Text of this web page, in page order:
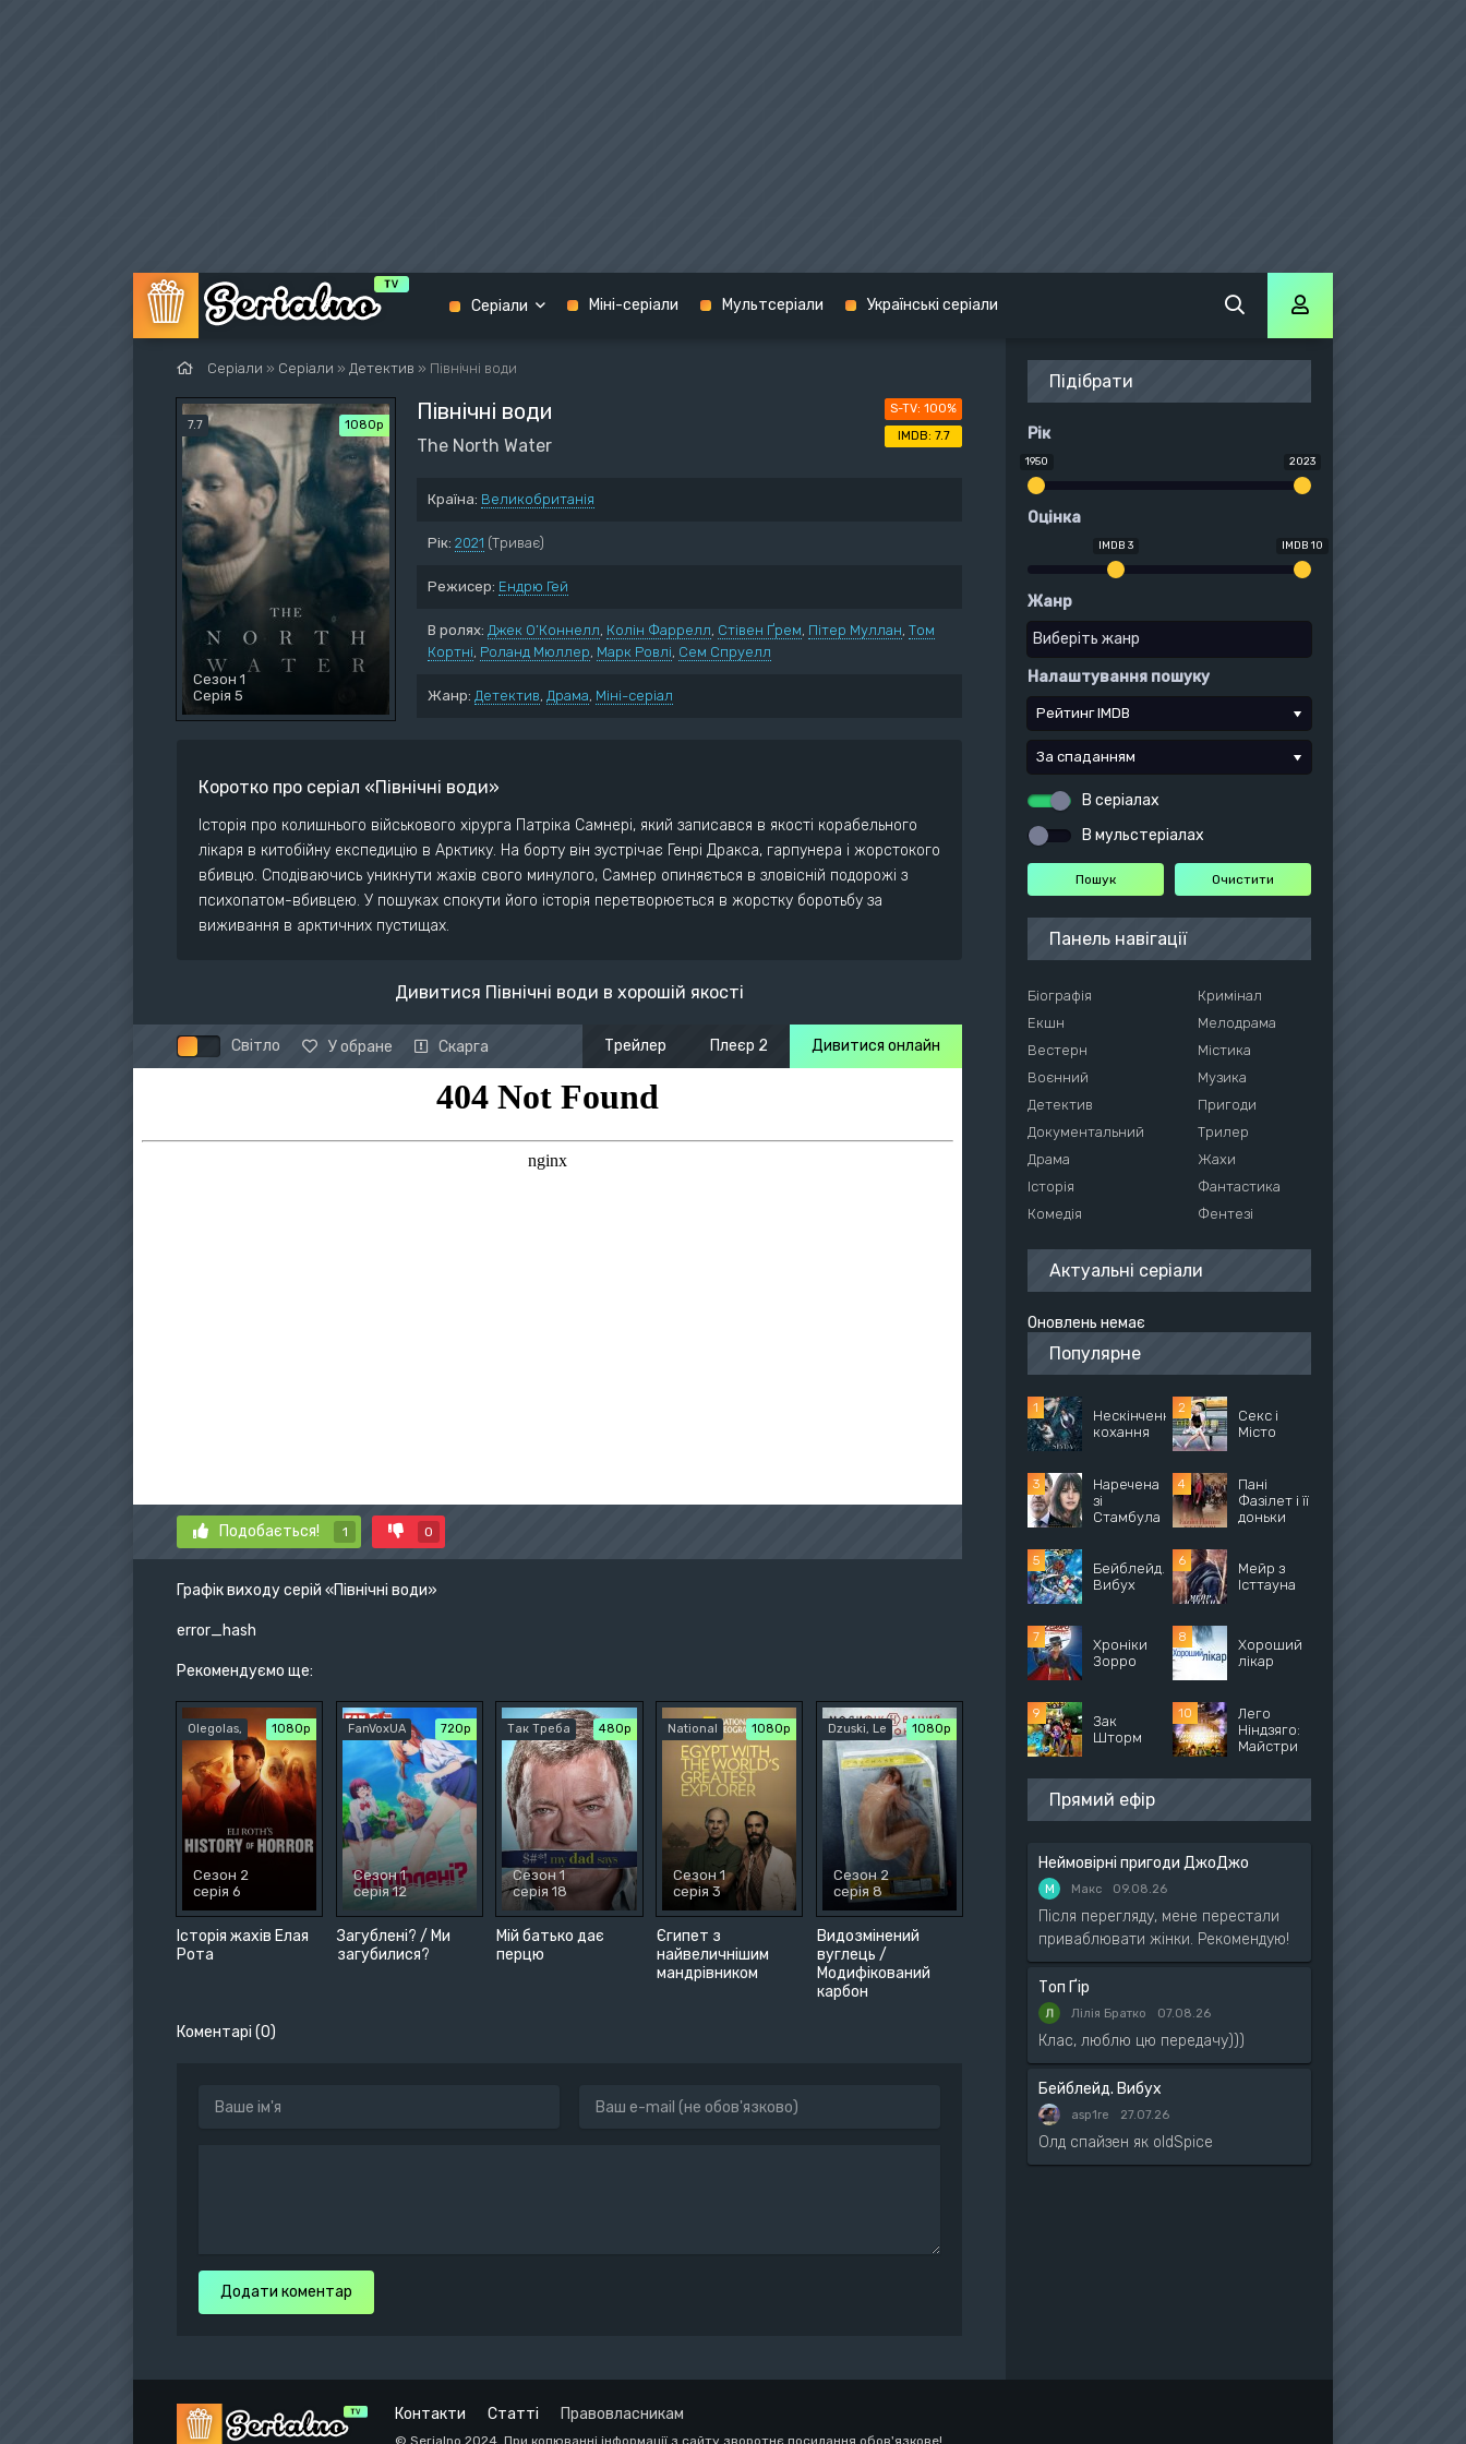
Серіали » Серіали » Детектив » Північні води
7.7 1080p
Сезон 1
Серія 5
Північні води
The North Water
Країна: Великобританія
Рік: 2021 (Триває)
Режисер: Ендрю Гей
В ролях: Джек О’Коннелл, Колін Фаррелл, Стівен Ґрем, Пітер Муллан, Том
Кортні, Роланд Мюллер, Марк Ровлі, Сем Спруелл
Жанр: Детектив, Драма, Міні-серіал
100%
7.7
Коротко про серіал «Північні води»
Історія про колишнього військового хірурга Патріка Самнері, який записався в якості корабельного
лікаря в китобійну експедицію в Арктику. На борту він зустрічає Генрі Дракса, гарпунера і жорстокого
вбивцю. Сподіваючись уникнути жахів свого минулого, Самнер опиняється в зловісній подорожі з
психопатом-вбивцею. У пошуках спокути його історія перетворюється в жорстку боротьбу за
виживання в арктичних пустищах.
Дивитися Північні води в хорошій якості
Світло У обране Скарга Дивитися онлайн
Плеєр 2
Трейлер
Подобається! 1 0
Графік виходу серій «Північні води»
error_hash
Рекомендуємо ще:
Історія жахів Елая
Рота
Olegolas, 1080p
Сезон 2
серія 6
Загублені? / Ми
загубилися?
FanVoxUA 720р
Сезон 1
серія 12
Мій батько дає
перцю
Так Треба 480р
Сезон 1
серія 18
Єгипет з
найвеличнішим
мандрівником
National 1080p
Сезон 1
серія 3
Видозмінений
вуглець /
Модифікований
карбон
Dzuski, Le 1080p
Сезон 2
серія 8
Коментарі (0)
Додати коментар
Підібрати
Рік
1950 2023
Оцінка
IMDB 3 IMDB 10
Жанр
Налаштування пошуку
Рейтинг IMDB
За спаданням
В серіалах
В мульстеріалах
Панель навігації
Біографія
Екшн
Вестерн
Воєнний
Детектив
Документальний
Драма
Історія
Комедія
Кримінал
Мелодрама
Містика
Музика
Пригоди
Трилер
Жахи
Фантастика
Фентезі
Актуальні серіали
Оновлень немає
Популярне
Нескінченне
кохання
Секс і
Місто
Наречена
зі
Стамбула
Пані
Фазілет і її
доньки
Бейблейд.
Вибух
Мейр з
Істтауна
Хроніки
Зорро
Хороший
лікар
Зак
Шторм
Лего
Ніндзяго:
Майстри
Прямий ефір
Неймовірні пригоди ДжоДжо
М Макс 09.08.26
Після перегляду, мене перестали
приваблювати жінки. Рекомендую!
Топ Ґір
Лілія Братко 07.08.26
Клас, люблю цю передачу)))
Бейблейд. Вибух
asp1re 27.07.26
Олд спайзен як oldSpice
Серіали
Екшн
Воєнний
Детектив
Драма
Історія
Комедія
Фентезі
США
Міні-серіали Мультсеріали Українські серіали
Контакти Статті Правовласникам